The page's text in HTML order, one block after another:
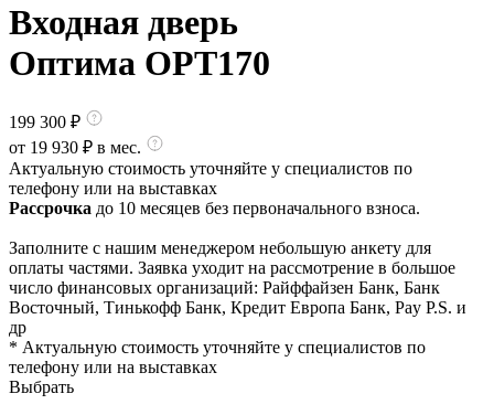
Входная дверь
Оптима OPT170
199 300 ₽
от 19 930 ₽ в мес.
Актуальную стоимость уточняйте у специалистов по
телефону или на выставках
Рассрочка до 10 месяцев без первоначального взноса.
Заполните с нашим менеджером небольшую анкету для
оплаты частями. Заявка уходит на рассмотрение в большое
число финансовых организаций: Райффайзен Банк, Банк
Восточный, Тинькофф Банк, Кредит Европа Банк, Pay P.S. и
др
* Актуальную стоимость уточняйте у специалистов по
телефону или на выставках
Выбрать